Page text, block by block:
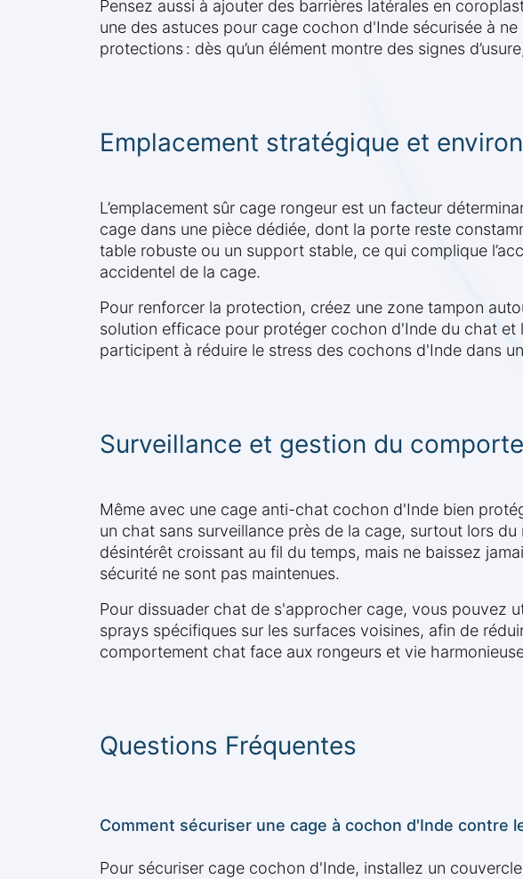
Pensez aussi à ajouter des barrières latérales en
une des astuces pour cage cochon d'Inde sécurisée à
protections : dès qu’un élément montre des signes
Emplacement stratégique et
L’emplacement sûr cage rongeur est un facteur
cage dans une pièce dédiée, dont la porte reste
table robuste ou un support stable, ce qui complique
accidentel de la cage.
Pour renforcer la protection, créez une zone tampon
solution efficace pour protéger cochon d'Inde du chat
participent à réduire le stress des cochons d'Inde dans
Surveillance et gestion du
Même avec une cage anti-chat cochon d'Inde bien
un chat sans surveillance près de la cage, surtout lors
désintérêt croissant au fil du temps, mais ne baissez
sécurité ne sont pas maintenues.
Pour dissuader chat de s'approcher cage, vous pouvez
sprays spécifiques sur les surfaces voisines, afin de
comportement chat face aux rongeurs et vie
Questions Fréquentes
Comment sécuriser une cage à cochon d'Inde contre
Pour sécuriser cage cochon d'Inde, installez un